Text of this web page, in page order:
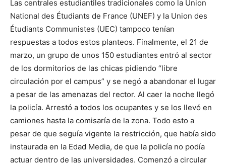
Las centrales estudiantiles tradicionales como la Union
National des Étudiants de France (UNEF) y la Union des
Étudiants Communistes (UEC) tampoco tenían
respuestas a todos estos planteos. Finalmente, el 21 de
marzo, un grupo de unos 150 estudiantes entró al sector
de los dormitorios de las chicas pidiendo “libre
circulación por el campus” y se negó a abandonar el lugar
a pesar de las amenazas del rector. Al caer la noche llegó
la policía. Arrestó a todos los ocupantes y se los llevó en
camiones hasta la comisaría de la zona. Todo esto a
pesar de que seguía vigente la restricción, que había sido
instaurada en la Edad Media, de que la policía no podía
actuar dentro de las universidades. Comenzó a circular